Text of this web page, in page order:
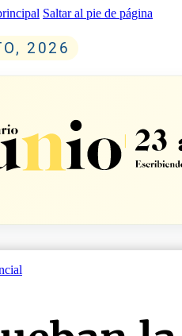
Saltar al pie de página
2026